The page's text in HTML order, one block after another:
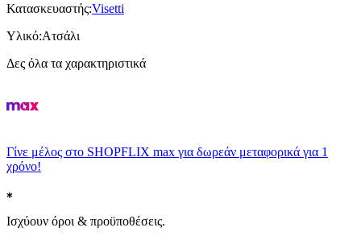
Κατασκευαστής:Visetti
Υλικό:Ατσάλι
Δες όλα τα χαρακτηριστικά
Γίνε μέλος στο SHOPFLIX max για δωρεάν μεταφορικά για 1
χρόνο!
Ισχύουν όροι & προϋποθέσεις.